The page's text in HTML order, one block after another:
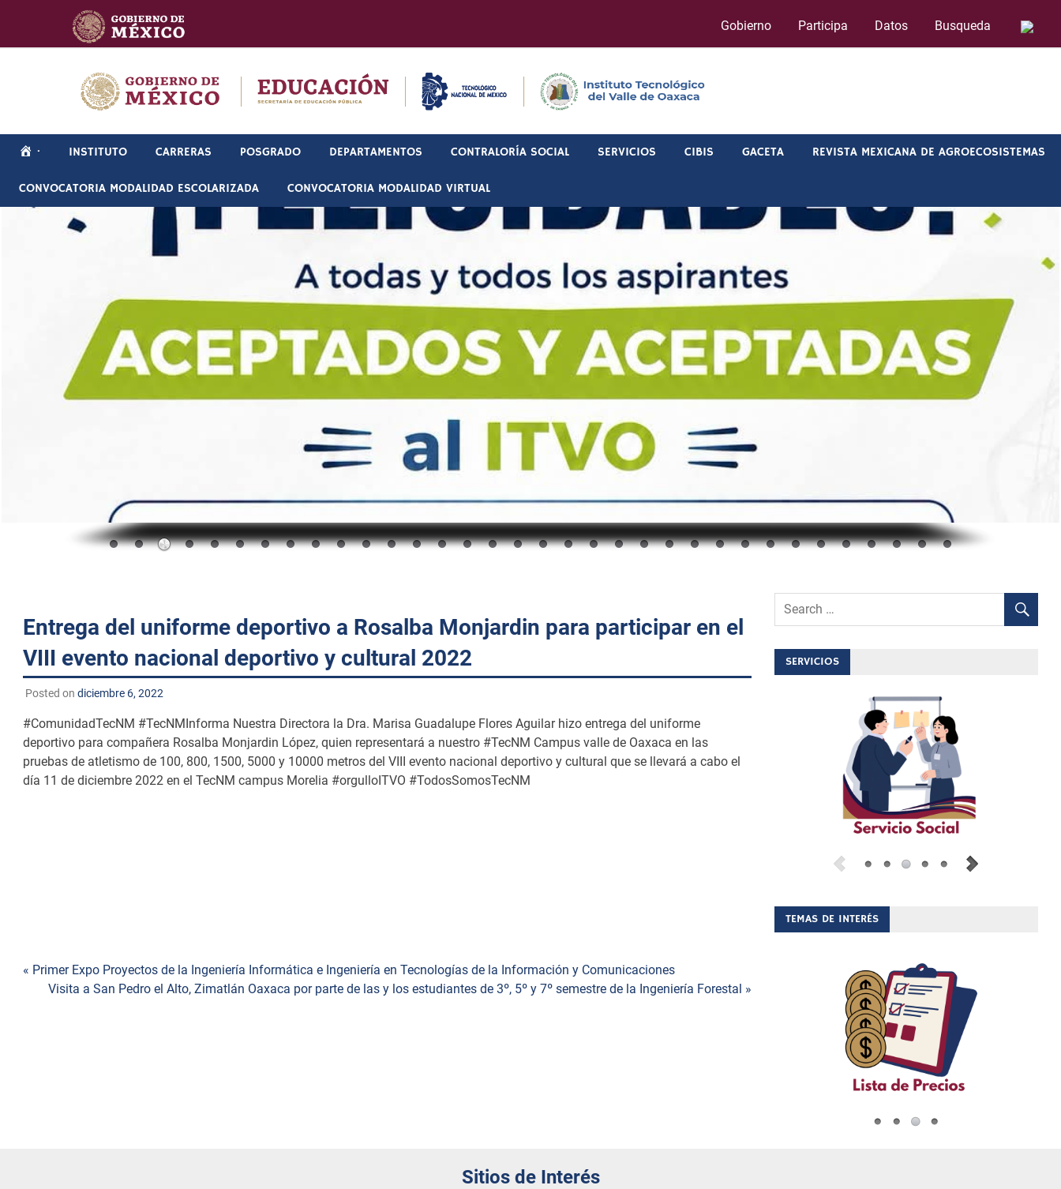
content
Gobierno Participa Datos Busqueda
· INSTITUTO CARRERAS POSGRADO DEPARTAMENTOS CONTRALORÍA SOCIAL SERVICIOS CIBIS GACETA REVISTA MEXICANA DE AGROECOSISTEMAS
CONVOCATORIA MODALIDAD ESCOLARIZADA CONVOCATORIA MODALIDAD VIRTUAL
Entrega del uniforme deportivo a Rosalba Monjardin para participar en el
VIII evento nacional deportivo y cultural 2022
Posted on diciembre 6, 2022
#ComunidadTecNM #TecNMInforma Nuestra Directora la Dra. Marisa Guadalupe Flores Aguilar hizo entrega del uniforme
deportivo para compañera Rosalba Monjardin López, quien representará a nuestro #TecNM Campus valle de Oaxaca en las
pruebas de atletismo de 100, 800, 1500, 5000 y 10000 metros del VIII evento nacional deportivo y cultural que se llevará a cabo el
día 11 de diciembre 2022 en el TecNM campus Morelia #orgulloITVO #TodosSomosTecNM
Navegación
« Primer Expo Proyectos de la Ingeniería Informática e Ingeniería en Tecnologías de la Información y Comunicaciones
Visita a San Pedro el Alto, Zimatlán Oaxaca por parte de las y los estudiantes de 3º, 5º y 7º semestre de la Ingeniería Forestal »
SERVICIOS
TEMAS DE INTERÉS
Sitios de Interés